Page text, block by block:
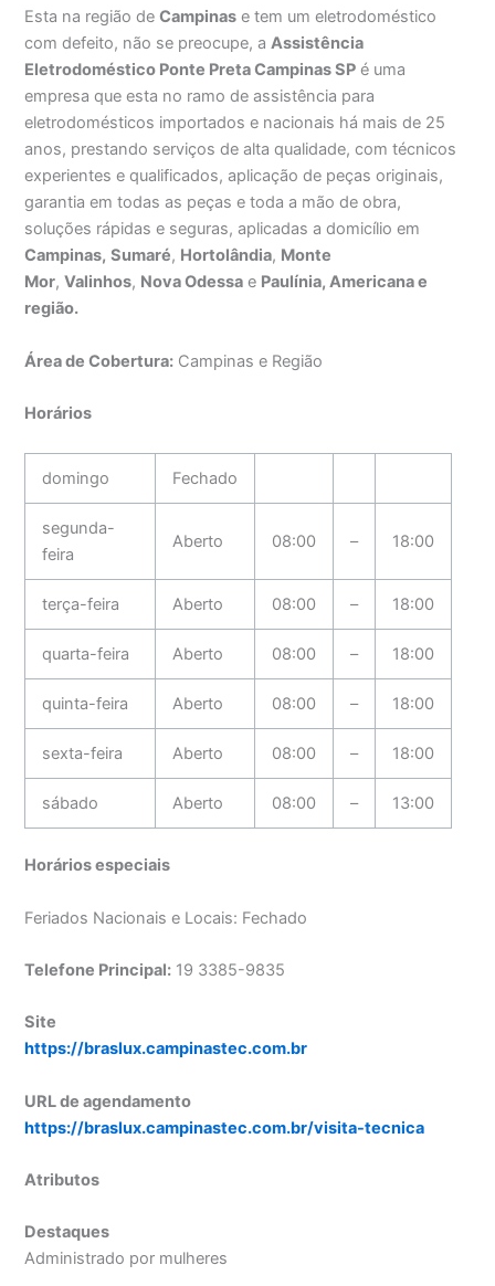
Esta na região deCampinas e tem um eletrodoméstico
com defeito, não se preocupe, aAssistência
Eletrodoméstico Ponte Preta Campinas SP é uma
empresa que esta no ramo de assistência para
eletrodomésticos importados e nacionais há mais de 25
anos, prestando serviços de alta qualidade, com técnicos
experientes e qualificados, aplicação de peças originais,
garantia em todas as peças e toda a mão de obra,
soluções rápidas e seguras, aplicadas a domicílio em
Campinas, Sumaré, Hortolândia, Monte
Mor,Valinhos, Nova Odessa e Paulínia, Americana e
região.
Área de Cobertura: Campinas e Região
Horários
domingo Fechado
segunda-
feira
Aberto 08:00 – 18:00
terça-feira Aberto 08:00 – 18:00
quarta-feira Aberto 08:00 – 18:00
quinta-feira Aberto 08:00 – 18:00
sexta-feira Aberto 08:00 – 18:00
sábado Aberto 08:00 – 13:00
Horários especiais
Feriados Nacionais e Locais: Fechado
Telefone Principal: 19 3385-9835
Site
https://braslux.campinastec.com.br
URL de agendamento
https://braslux.campinastec.com.br/visita-tecnica
Atributos
Destaques
Administrado por mulheres